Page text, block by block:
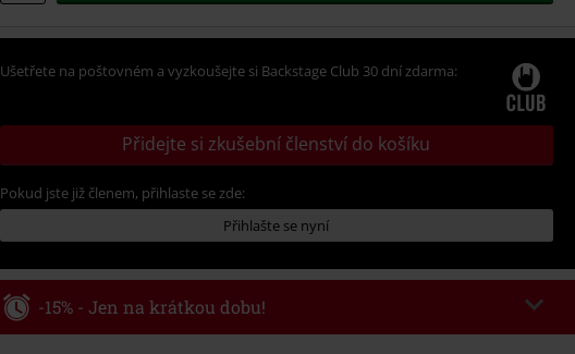
Ušetřete na poštovném a vyzkoušejte si Backstage Club 30 dní zdarma:
Přidejte si zkušební členství do košíku
Pokud jste již členem, přihlaste se zde:
Přihlašte se nyní
-15% - Jen na krátkou dobu!